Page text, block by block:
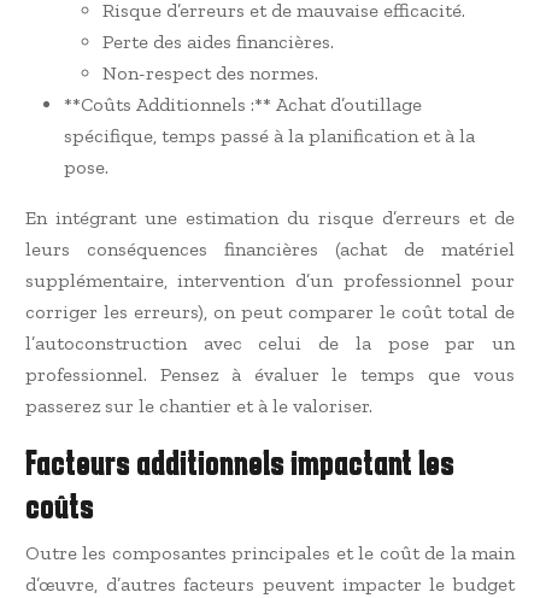
Risque d’erreurs et de mauvaise efficacité.
Perte des aides financières.
Non-respect des normes.
**Coûts Additionnels :** Achat d’outillage
spécifique, temps passé à la planification et à la
pose.
En intégrant une estimation du risque d’erreurs et de
leurs conséquences financières (achat de matériel
supplémentaire, intervention d’un professionnel pour
corriger les erreurs), on peut comparer le coût total de
l’autoconstruction avec celui de la pose par un
professionnel. Pensez à évaluer le temps que vous
passerez sur le chantier et à le valoriser.
Facteurs additionnels impactant les
coûts
Outre les composantes principales et le coût de la main
d’œuvre, d’autres facteurs peuvent impacter le budget